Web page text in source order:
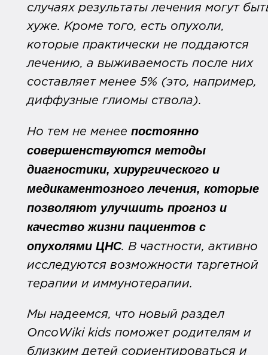
случаях результаты лечения могут
хуже. Кроме того, есть опухоли,
которые практически не поддаются
лечению, а выживаемость после них
составляет менее 5% (это, например,
диффузные глиомы ствола).
Но тем не менее постоянно
совершенствуются методы
диагностики, хирургического и
медикаментозного лечения, которые
позволяют улучшить прогноз и
качество жизни пациентов с
опухолями ЦНС. В частности, активно
исследуются возможности таргетной
терапии и иммунотерапии.
Мы надеемся, что новый раздел
OncoWiki kids поможет родителям и
близким детей сориентироваться и